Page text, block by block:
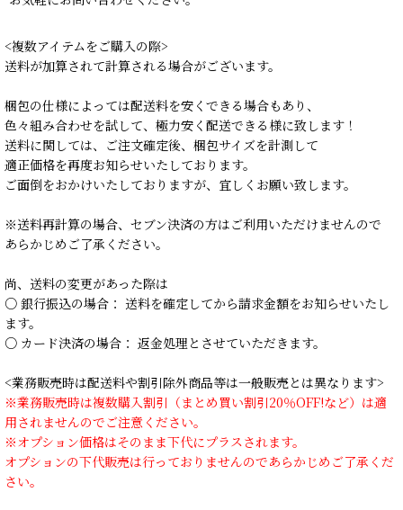
<複数アイテムをご購入の際>
送料が加算されて計算される場合がございます。
梱包の仕様によっては配送料を安くできる場合もあり、
色々組み合わせを試して、極力安く配送できる様に致します！
送料に関しては、ご注文確定後、梱包サイズを計測して
適正価格を再度お知らせいたしております。
ご面倒をおかけいたしておりますが、宜しくお願い致します。
※送料再計算の場合、セブン決済の方はご利用いただけませんので
あらかじめご了承ください。
尚、送料の変更があった際は
○ 銀行振込の場合： 送料を確定してから請求金額をお知らせいたし
ます。
○ カード決済の場合： 返金処理とさせていただきます。
<業務販売時は配送料や割引除外商品等は一般販売とは異なります>
※業務販売時は複数購入割引（まとめ買い割引20％OFF!など）は適
用されませんのでご注意ください。
※オプション価格はそのまま下代にプラスされます。
オプションの下代販売は行っておりませんのであらかじめご了承くだ
さい。